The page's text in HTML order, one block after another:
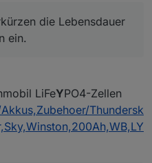
In den Pkws werden sie
um volle Leistung zu
ein Service-Rundschreiben,
ihr Kraftwerk in unbeheizten
haben die Panasonic
und entladen.
solch fundementale
die Lebensdauer
ein.
LiFeYPO4-Zellen
Thundersk